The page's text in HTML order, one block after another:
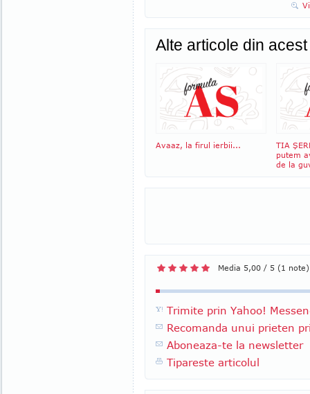
Alte articole din
Avaaz, la firul ierbii...
TIA
putem
de la
Media 5,00 / 5 (1 note)
Trimite prin Yahoo!
Recomanda unui prieten
Aboneaza-te la newsletter
Tipareste articolul